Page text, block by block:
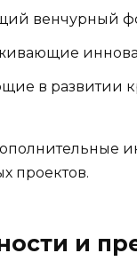
венчурный
в развитии
проектов.
и